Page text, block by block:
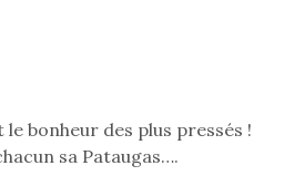
bonheur des plus pressés !
sa Pataugas….